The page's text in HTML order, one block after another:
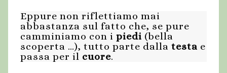
Eppure non riflettiamo mai
abbastanza sul fatto che, se pure
camminiamo con i piedi (bella
scoperta …), tutto parte dalla testa e
passa per il cuore.